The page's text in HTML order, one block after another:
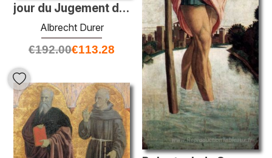
jour du Jugement dernier
Albrecht Durer
€192.00€113.28